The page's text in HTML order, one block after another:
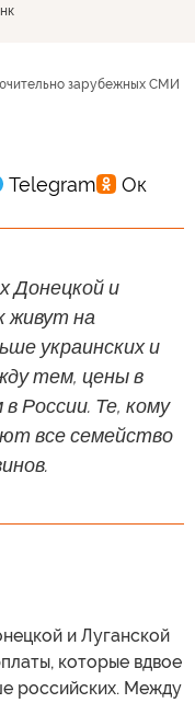
зарубежных СМИ
Донецкой и
живут на
украинских и
тем, цены в
России. Те, кому
все семейство
и Луганской
которые вдвое
российских. Между